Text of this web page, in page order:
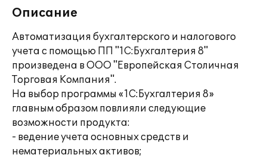
Описание
Автоматизация бухгалтерского и налогового
учета с помощью ПП "1С:Бухгалтерия 8"
произведена в ООО "Европейская Столичная
Торговая Компания".
На выбор программы «1С:Бухгалтерия 8»
главным образом повлияли следующие
возможности продукта:
- ведение учета основных средств и
нематериальных активов;